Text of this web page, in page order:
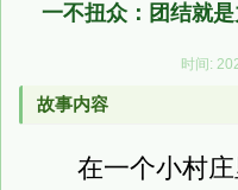
一不扭众：团结就
时间:
故事内容
在一个小村